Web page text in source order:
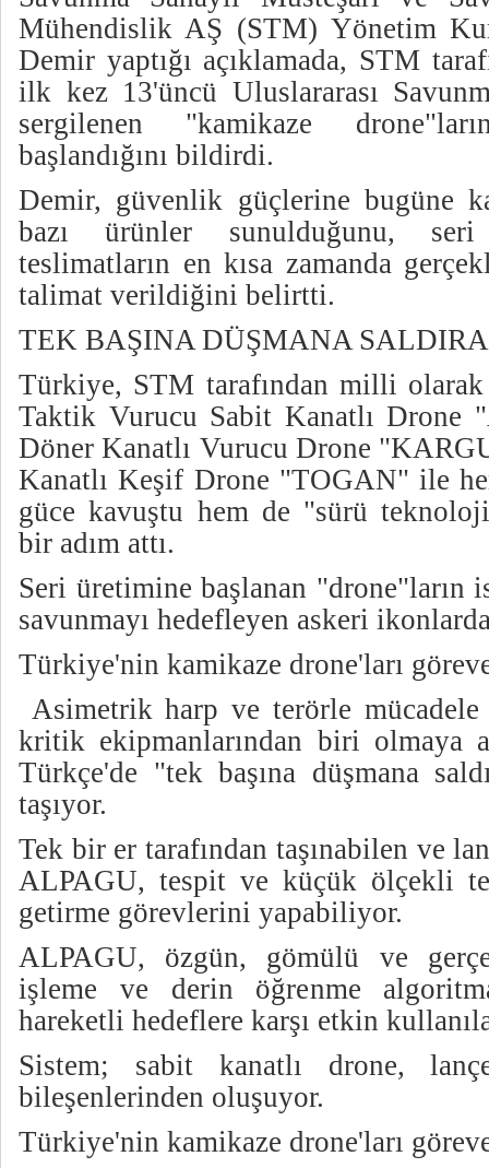
Mühendislik AŞ (STM) Yönetim
Demir yaptığı açıklamada, STM
ilk kez 13'üncü Uluslararası
sergilenen "kamikaze
başlandığını bildirdi.
Demir, güvenlik güçlerine bugüne
bazı ürünler sunulduğunu,
teslimatların en kısa zamanda
talimat verildiğini belirtti.
TEK BAŞINA DÜŞMANA
Türkiye, STM tarafından milli
Taktik Vurucu Sabit Kanatlı Drone
Döner Kanatlı Vurucu Drone
Kanatlı Keşif Drone "TOGAN" ile
güce kavuştu hem de "sürü
bir adım attı.
Seri üretimine başlanan "drone"ların
savunmayı hedefleyen askeri
Türkiye'nin kamikaze drone'ları
Asimetrik harp ve terörle mücadele
kritik ekipmanlarından biri olmaya
Türkçe'de "tek başına düşmana
taşıyor.
Tek bir er tarafından taşınabilen ve
ALPAGU, tespit ve küçük ölçekli
getirme görevlerini yapabiliyor.
ALPAGU, özgün, gömülü ve
işleme ve derin öğrenme
hareketli hedeflere karşı etkin
Sistem; sabit kanatlı drone,
bileşenlerinden oluşuyor.
Türkiye'nin kamikaze drone'ları